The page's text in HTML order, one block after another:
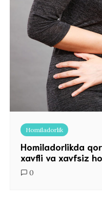
Homiladorlik
Homiladorlikda
xavfli va xavfsiz
0